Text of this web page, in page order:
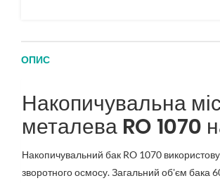
ОПИС
Накопичувальна
металева RO 1070
Накопичувальний бак RO 1070
зворотного осмосу. Загальний об'єм бака 60